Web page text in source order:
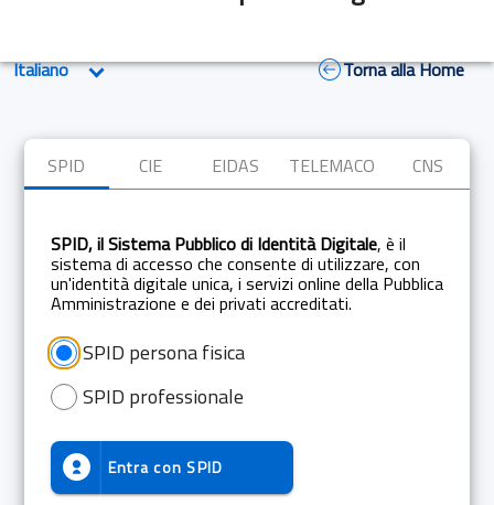
Torna alla Home
SPID CIE EIDAS TELEMACO CNS
SPID, il Sistema Pubblico di Identità Digitale, è il
sistema di accesso che consente di utilizzare, con
un'identità digitale unica, i servizi online della Pubblica
Amministrazione e dei privati accreditati.
SPID persona fisica
SPID professionale
Entra con SPID